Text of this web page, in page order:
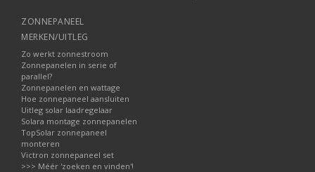
ZONNEPANEEL
MERKEN/UITLEG
Zo werkt zonnestroom
Zonnepanelen in serie of
parallel?
Zonnepanelen en wattage
Hoe zonnepaneel aansluiten
Uitleg solar laadregelaar
Solara montage zonnepanelen
TopSolar zonnepaneel
monteren
Victron zonnepaneel set
>>> Méér 'zoeken en vinden'!